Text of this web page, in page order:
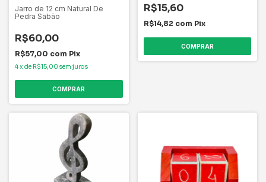
Jarro de 12 cm Natural De
Pedra Sabão
R$60,00
R$57,00 com Pix
4x de R$15,00 sem juros
R$15,60
R$14,82 com Pix
COMPRAR